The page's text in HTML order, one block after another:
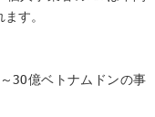
す。
30億ベトナムドンの事